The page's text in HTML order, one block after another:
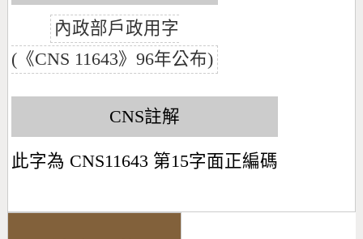
內政部戶政用字
(《CNS 11643》96年公布)
CNS註解
此字為 CNS11643 第15字面正編碼